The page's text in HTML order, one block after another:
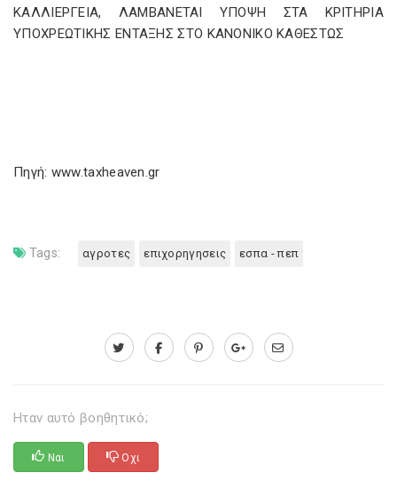
ΚΑΛΛΙΕΡΓΕΙΑ, ΛΑΜΒΑΝΕΤΑΙ ΥΠΟΨΗ ΣΤΑ ΚΡΙΤΗΡΙΑ
ΥΠΟΧΡΕΩΤΙΚΗΣ ΕΝΤΑΞΗΣ ΣΤΟ ΚΑΝΟΝΙΚΟ ΚΑΘΕΣΤΩΣ
Πηγή: www.taxheaven.gr
Tags: αγροτες επιχορηγησεις εσπα - πεπ
Ηταν αυτό βοηθητικό;
Ναι Οχι